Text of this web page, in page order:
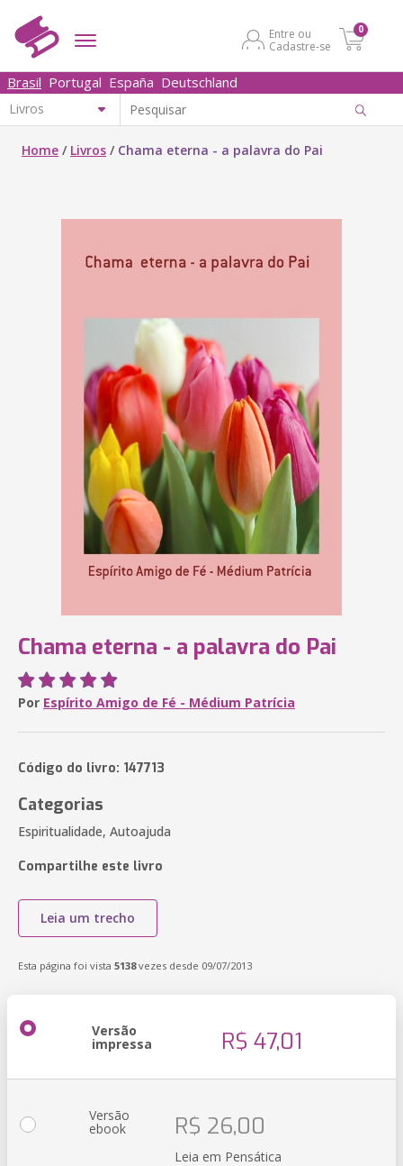
Entre ou
Cadastre-se
0
Brasil Portugal España Deutschland
Home / Livros / Chama eterna - a palavra do Pai
Chama eterna - a palavra do Pai
Por Espírito Amigo de Fé - Médium Patrícia
Código do livro: 147713
Categorias
Espiritualidade, Autoajuda
Compartilhe este livro
Leia um trecho
Esta página foi vista 5138vezes desde 09/07/2013
Versão
impressa R$ 47,01
Versão
ebook R$ 26,00
Leia em Pensática